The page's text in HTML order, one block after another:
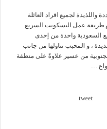
لجميع افراد العائلة
طريقة عمل البسكويت السريع
السعودية واحدة من إحدى
، و المحبب تناولها من جانب
من عسير علاوةً على منطقة
…
tweet